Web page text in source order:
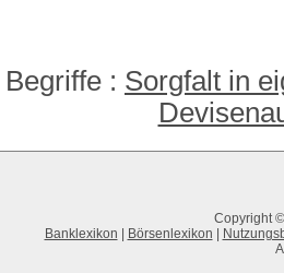
: Sorgfalt in
Copyright
Banklexikon
Börsenlexikon